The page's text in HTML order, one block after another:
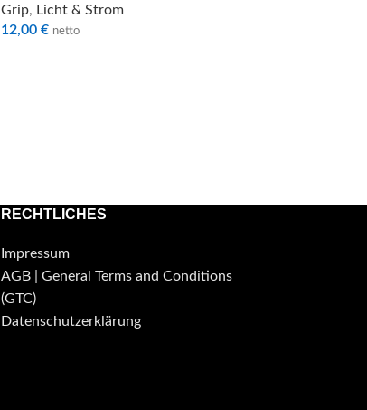
Grip, Licht & Strom
12,00 € netto
RECHTLICHES
Impressum
AGB | General Terms and Conditions
(GTC)
Datenschutzerklärung